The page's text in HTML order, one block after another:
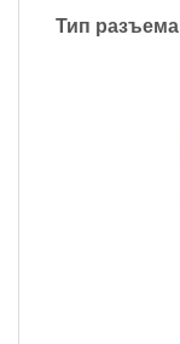
Тип разъема